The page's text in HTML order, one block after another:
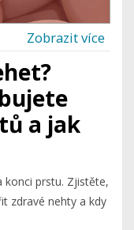
Zobrazit více
a jak
konci prstu. Zjistěte,
zdravé nehty a kdy